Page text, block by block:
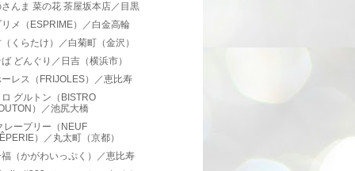
んま 菜の花 茶屋坂本店／目黒
メ（ESPRIME）／白金高輪
くらたけ）／白菊町（金沢）
どんぐり／日吉（横浜市）
レス（FRIJOLES）／恵比寿
グルトン（BISTRO
）／池尻大橋
レープリー（NEUF
）／丸太町（京都）
（かがわいっぷく）／恵比寿